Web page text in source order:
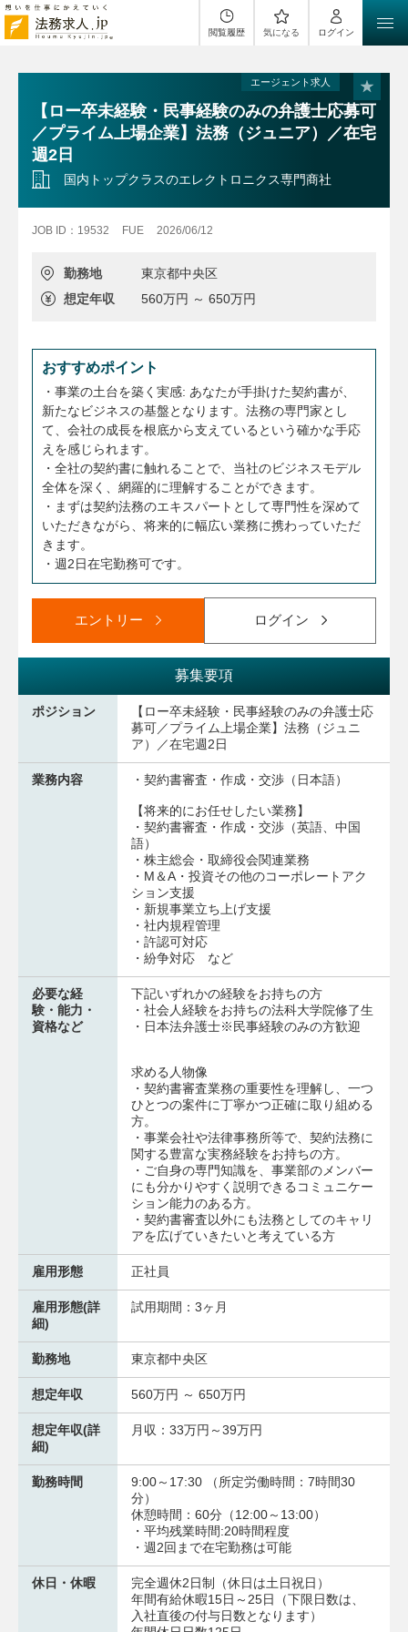
閲覧履歴 気になる ログイン
エージェント求人
【ロー卒未経験・民事経験のみの弁護士応募可
／プライム上場企業】法務（ジュニア）／在宅
週2日
国内トップクラスのエレクトロニクス専門商社
JOB ID：19532 FUE 2026/06/12
勤務地
東京都中央区
想定年収
560万円 ～ 650万円
おすすめポイント
・事業の土台を築く実感: あなたが手掛けた契約書が、
新たなビジネスの基盤となります。法務の専門家とし
て、会社の成長を根底から支えているという確かな手応
えを感じられます。
・全社の契約書に触れることで、当社のビジネスモデル
全体を深く、網羅的に理解することができます。
・まずは契約法務のエキスパートとして専門性を深めて
いただきながら、将来的に幅広い業務に携わっていただ
きます。
・週2日在宅勤務可です。
エントリー ログイン
募集要項
ポジション
【ロー卒未経験・民事経験のみの弁護士応
募可／プライム上場企業】法務（ジュニ
ア）／在宅週2日
業務内容 ・契約書審査・作成・交渉（日本語）
【将来的にお任せしたい業務】
・契約書審査・作成・交渉（英語、中国
語）
・株主総会・取締役会関連業務
・M＆A・投資その他のコーポレートアク
ション支援
・新規事業立ち上げ支援
・社内規程管理
・許認可対応
・紛争対応 など
必要な経
験・能力・
資格など
下記いずれかの経験をお持ちの方
・社会人経験をお持ちの法科大学院修了生
・日本法弁護士※民事経験のみの方歓迎
求める人物像
・契約書審査業務の重要性を理解し、一つ
ひとつの案件に丁寧かつ正確に取り組める
方。
・事業会社や法律事務所等で、契約法務に
関する豊富な実務経験をお持ちの方。
・ご自身の専門知識を、事業部のメンバー
にも分かりやすく説明できるコミュニケー
ション能力のある方。
・契約書審査以外にも法務としてのキャリ
アを広げていきたいと考えている方
雇用形態 正社員
雇用形態(詳
細)
試用期間：3ヶ月
勤務地 東京都中央区
想定年収 560万円 ～ 650万円
想定年収(詳
細)
月収：33万円～39万円
勤務時間
9:00～17:30 （所定労働時間：7時間30
分）
休憩時間：60分（12:00～13:00）
・平均残業時間:20時間程度
・週2回まで在宅勤務は可能
休日・休暇
完全週休2日制（休日は土日祝日）
年間有給休暇15日～25日（下限日数は、
入社直後の付与日数となります）